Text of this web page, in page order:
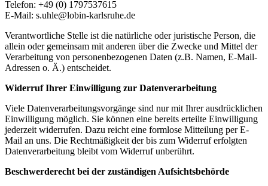
Telefon: +49 (0) 1797537615
E-Mail: s.uhle@lobin-karlsruhe.de
Verantwortliche Stelle ist die natürliche oder juristische Person, die
allein oder gemeinsam mit anderen über die Zwecke und Mittel der
Verarbeitung von personenbezogenen Daten (z.B. Namen, E-Mail-
Adressen o. Ä.) entscheidet.
Widerruf Ihrer Einwilligung zur Datenverarbeitung
Viele Datenverarbeitungsvorgänge sind nur mit Ihrer ausdrücklichen
Einwilligung möglich. Sie können eine bereits erteilte Einwilligung
jederzeit widerrufen. Dazu reicht eine formlose Mitteilung per E-
Mail an uns. Die Rechtmäßigkeit der bis zum Widerruf erfolgten
Datenverarbeitung bleibt vom Widerruf unberührt.
Beschwerderecht bei der zuständigen Aufsichtsbehörde